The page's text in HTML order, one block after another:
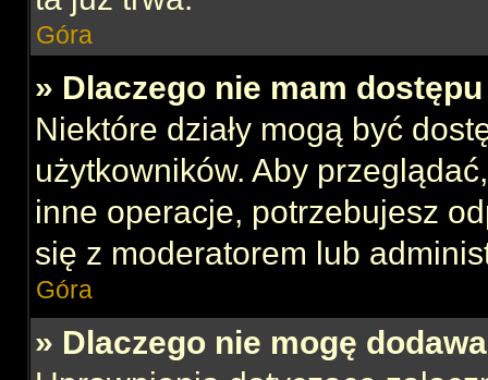
Góra
» Dlaczego nie mam dostępu
Niektóre działy mogą być
użytkowników. Aby
inne operacje, potrzebujesz
się z moderatorem lub
Góra
» Dlaczego nie mogę